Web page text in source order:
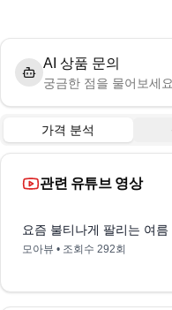
AI 상품 문의
궁금한 점을 물어보세요
가격 분석
관련 유튜브 영상
요즘 불티나게 팔리는 여
모아뷰 • 조회수 292회